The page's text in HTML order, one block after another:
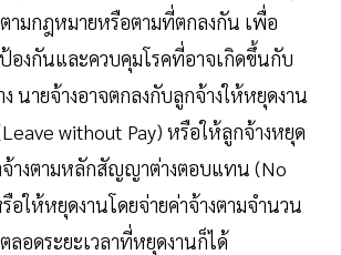
มกฎหมายหรือตามที่ตกลงกัน เพื่อ
องกันและควบคุมโรคที่อาจเกิดขึ้นกับ
นายจ้างอาจตกลงกับลูกจ้างให้หยุดงาน
without Pay) หรือให้ลูกจ้างหยุด
จ้างตามหลักสัญญาต่างตอบแทน (No
อให้หยุดงานโดยจ่ายค่าจ้างตามจำนวน
ลอดระยะเวลาที่หยุดงานก็ได้